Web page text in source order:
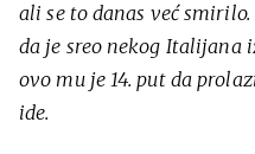
ali se to danas već
da je sreo nekog Italijana
ovo mu je 14. put da
ide.